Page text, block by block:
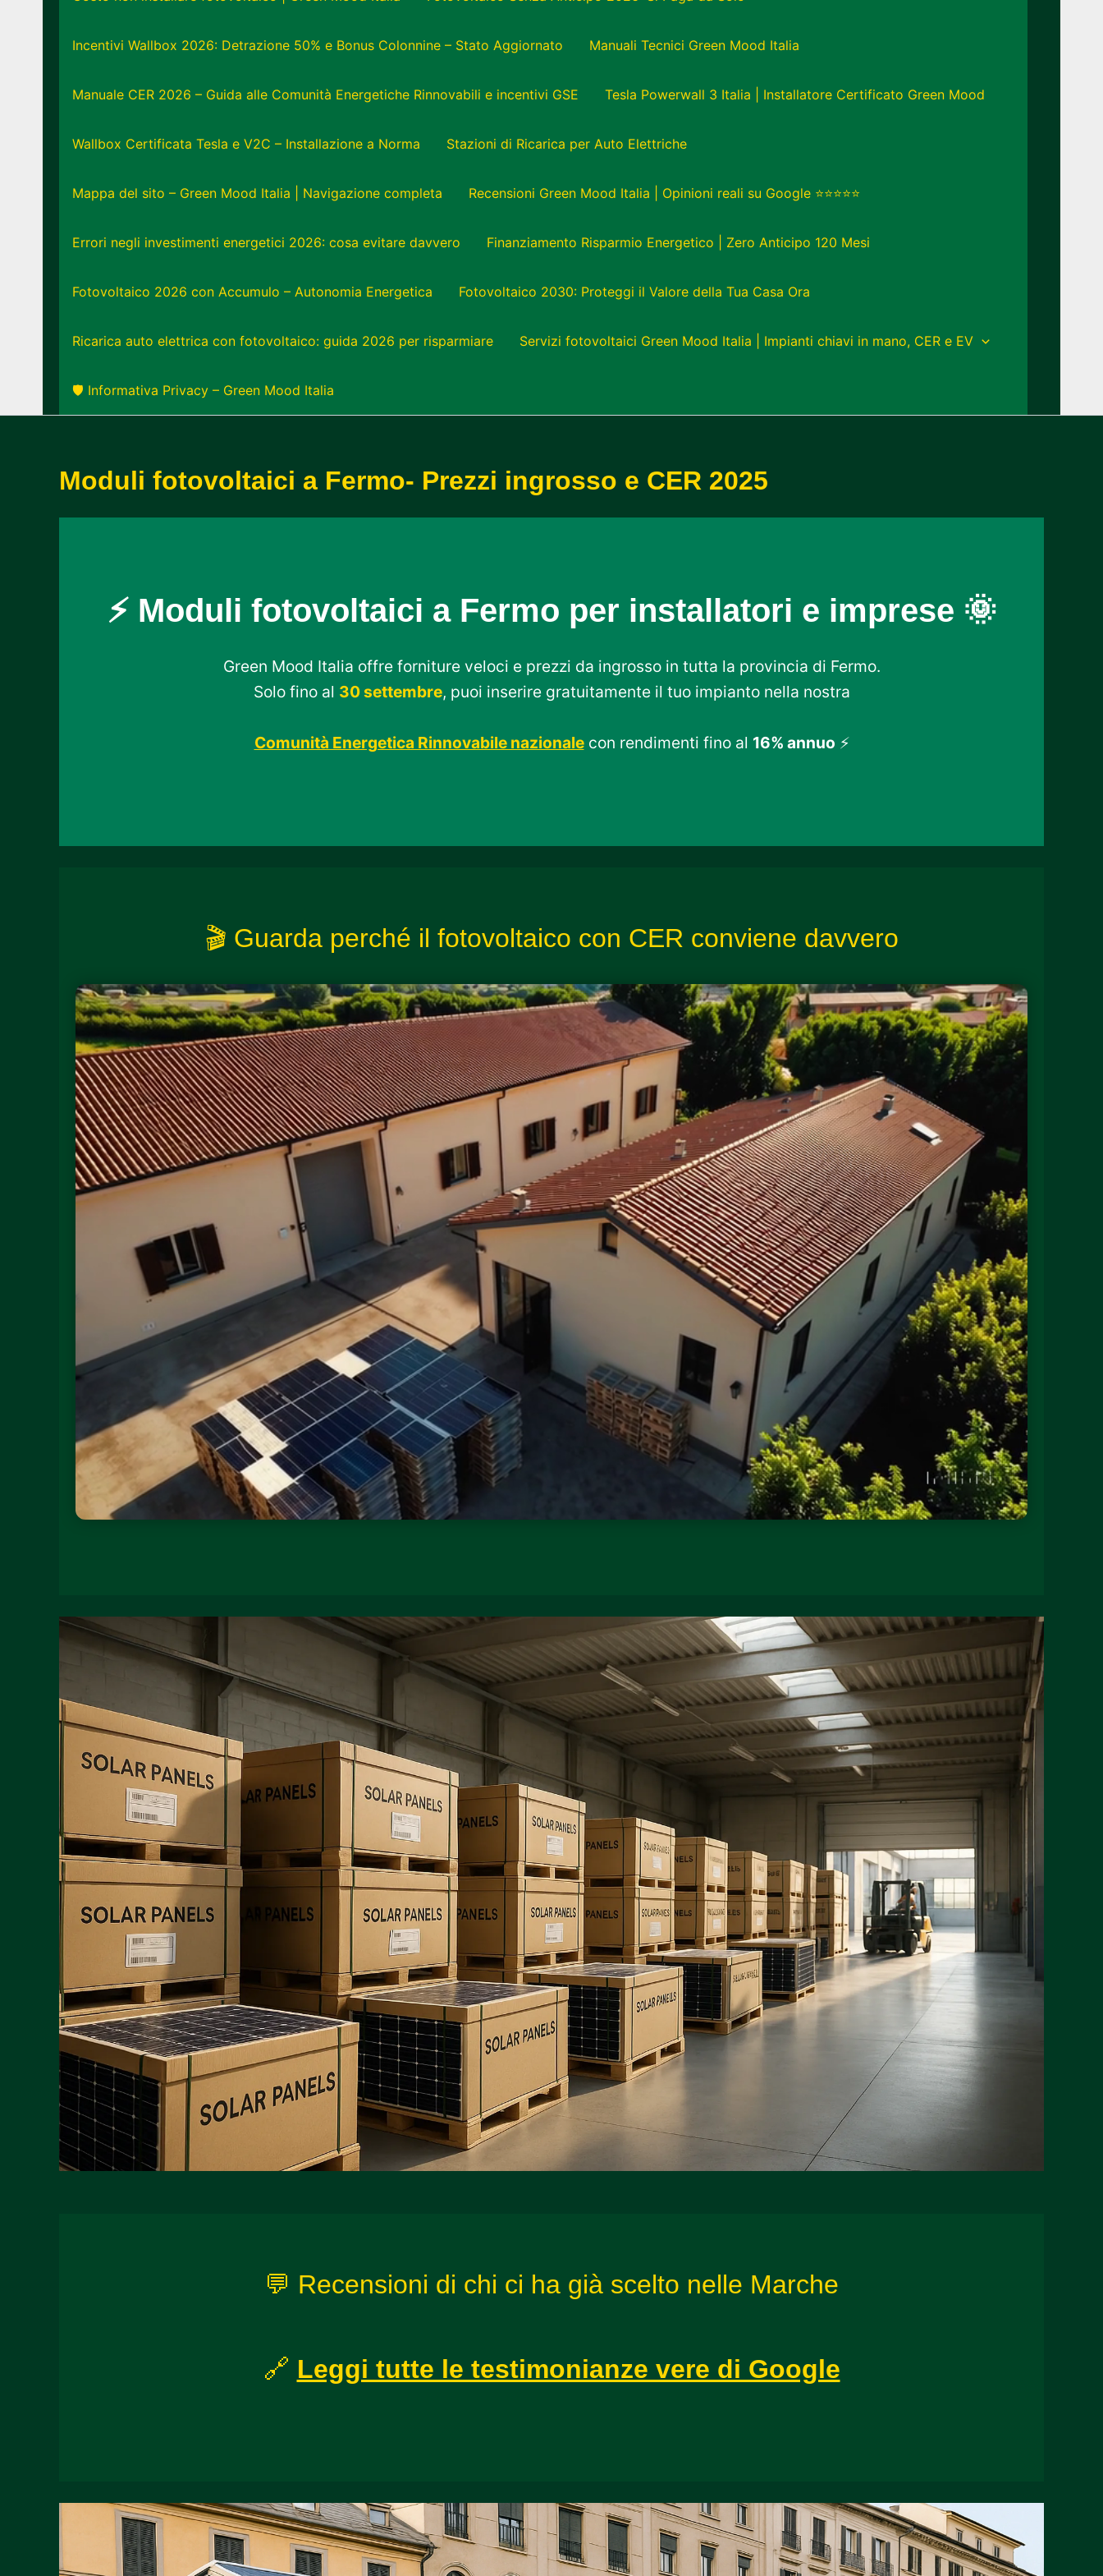
Incentivi Wallbox 2026: Detrazione 50% e Bonus Colonnine – Stato Aggiornato Manuali Tecnici Green Mood Italia
Manuale CER 2026 – Guida alle Comunità Energetiche Rinnovabili e incentivi GSE Tesla Powerwall 3 Italia | Installatore Certificato Green Mood
Wallbox Certificata Tesla e V2C – Installazione a Norma Stazioni di Ricarica per Auto Elettriche
Mappa del sito – Green Mood Italia | Navigazione completa Recensioni Green Mood Italia | Opinioni reali su Google ⭐⭐⭐⭐⭐
Errori negli investimenti energetici 2026: cosa evitare davvero Finanziamento Risparmio Energetico | Zero Anticipo 120 Mesi
Fotovoltaico 2026 con Accumulo – Autonomia Energetica Fotovoltaico 2030: Proteggi il Valore della Tua Casa Ora
Ricarica auto elettrica con fotovoltaico: guida 2026 per risparmiare Servizi fotovoltaici Green Mood Italia | Impianti chiavi in mano, CER e EV
🛡️ Informativa Privacy – Green Mood Italia
Moduli fotovoltaici a Fermo- Prezzi ingrosso e CER 2025
⚡ Moduli fotovoltaici a Fermo per installatori e imprese 🌞
Green Mood Italia offre forniture veloci e prezzi da ingrosso in tutta la provincia di Fermo.
Solo fino al 30 settembre, puoi inserire gratuitamente il tuo impianto nella nostra
Comunità Energetica Rinnovabile nazionalecon rendimenti fino al 16% annuo ⚡
🎬 Guarda perché il fotovoltaico con CER conviene davvero
💬 Recensioni di chi ci ha già scelto nelle Marche
🔗 Leggi tutte le testimonianze vere di Google